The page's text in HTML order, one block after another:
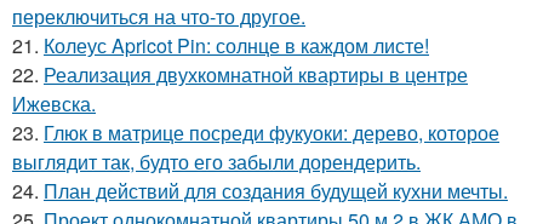
переключиться на что-то другое.
21. Колеус Apricot Pin: солнце в каждом листе!
22. Реализация двухкомнатной квартиры в центре
Ижевска.
23. Глюк в матрице посреди фукуоки: дерево, которое
выглядит так, будто его забыли дорендерить.
24. План действий для создания будущей кухни мечты.